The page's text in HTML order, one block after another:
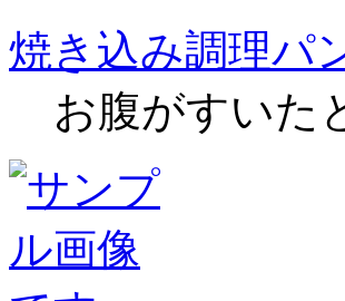
焼き込み調理パ
お腹がすいた